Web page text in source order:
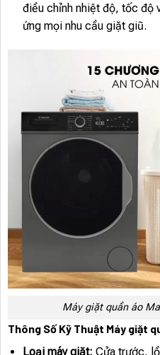
điều chỉnh nhiệt độ, tốc độ
ứng mọi nhu cầu giặt giũ.
Máy giặt quần áo
Thông Số Kỹ Thuật Máy giặt
Loại máy giặt: Cửa trước,